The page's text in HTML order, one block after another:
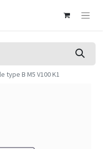
type B M5 V100 K1